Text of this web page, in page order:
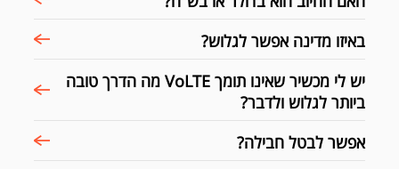
באיזו מדינה אפשר לגלוש?
יש לי מכשיר שאינו תומך VoLTE מה הדרך טובה
ביותר לגלוש ולדבר?
אפשר לבטל חבילה?